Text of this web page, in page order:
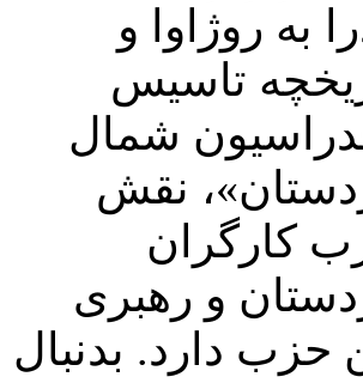
به روژاوا و
تاسیس
شمال
نقش
کارگران
و رهبری
حزب دارد. بدنبال